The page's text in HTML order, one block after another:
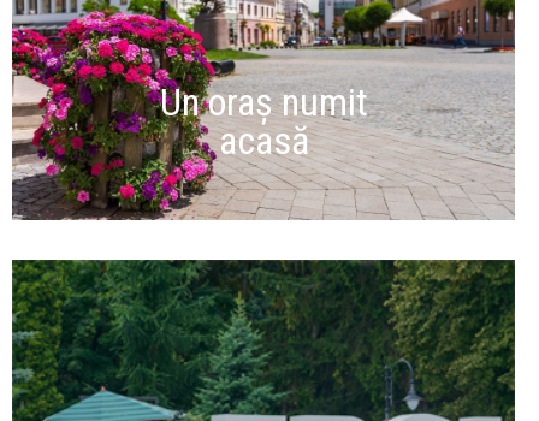
Un oraș numit
acasă